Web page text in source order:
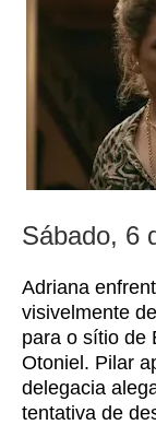
Sábado, 6
Adriana
visivelmente
para o sítio de
Otoniel. Pilar
delegacia
tentativa de